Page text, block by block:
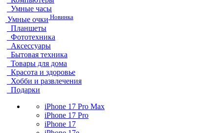
Умные часы
Умные очки Новинка
Планшеты
Фототехника
Аксессуары
Бытовая техника
Товары для дома
Красота и здоровье
Хобби и развлечения
Подарки
iPhone 17 Pro Max
iPhone 17 Pro
iPhone 17